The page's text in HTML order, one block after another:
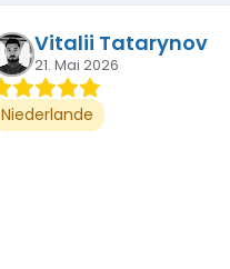
Vitalii Tatarynov
21. Mai 2026
Niederlande